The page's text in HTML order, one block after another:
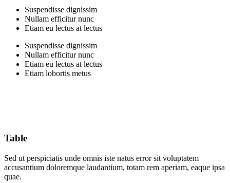
Suspendisse dignissim
Nullam efficitur nunc
Etiam eu lectus at lectus
Suspendisse dignissim
Nullam efficitur nunc
Etiam eu lectus at lectus
Etiam lobortis metus
Table
Sed ut perspiciatis unde omnis iste natus error sit voluptatem
accusantium doloremque laudantium, totam rem aperiam, eaque ipsa
quae.